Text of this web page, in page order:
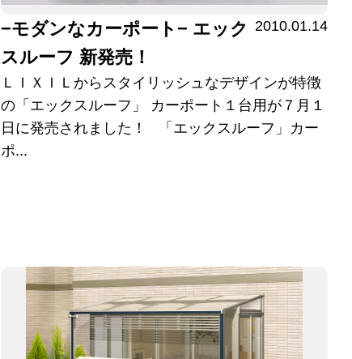
−モダンなカーポート− エック
スルーフ 新発売！
2010.01.14
ＬＩＸＩＬからスタイリッシュなデザインが特徴
の「エックスルーフ」 カーポート１台用が７月１
日に発売されました！ 「エックスルーフ」カー
ポ...